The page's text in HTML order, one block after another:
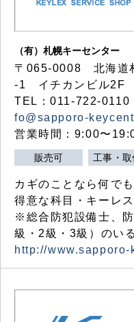
（有）札幌キーセンター
〒065-0008 北海道
-1 イチカンビル2F
TEL：011-722-
fo@sapporo-
営業時間：9:00〜
販売可 工事・
カギのことなら何でも
得意な科目・キーレ
※総合防犯設備士、
級・2級・3級）のい
http://www.sapporo-